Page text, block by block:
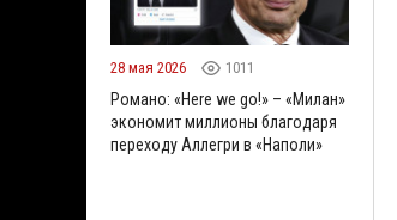
28 мая 2026 1011
Романо: «Here we go!» – «Милан»
экономит миллионы благодаря
переходу Аллегри в «Наполи»